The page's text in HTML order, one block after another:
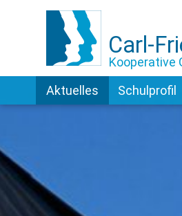
Carl-
Kooperative
Aktuelles Schulprofil